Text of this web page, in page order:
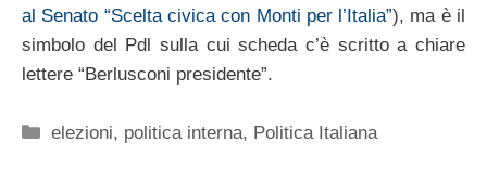
al Senato “Scelta civica con Monti per l’Italia”), ma è il
simbolo del Pdl sulla cui scheda c’è scritto a chiare
lettere “Berlusconi presidente”.
Categorie
elezioni, politica interna, Politica Italiana